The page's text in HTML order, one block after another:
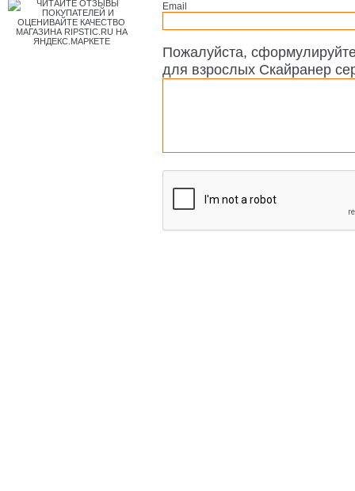
Email
Пожалуйста,
для взрослых Скайранер